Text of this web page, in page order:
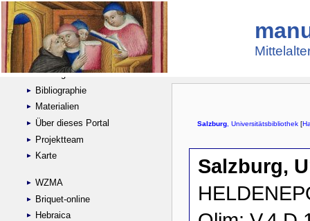
Suche
Handschriftensammlungen
Digitalisierte Handschriften
Kataloge
Bibliographie
Materialien
Über dieses Portal
Projektteam
Karte
WZMA
Briquet-online
Hebraica